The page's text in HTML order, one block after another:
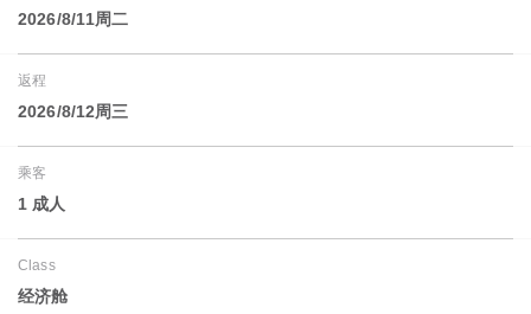
2026/8/11周二
返程
2026/8/12周三
乘客
1 成人
Class
经济舱